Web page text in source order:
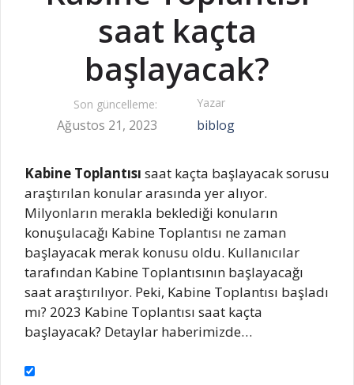
saat kaçta
başlayacak?
Son güncelleme:
Ağustos 21, 2023
Yazar
biblog
Kabine Toplantısı saat kaçta başlayacak sorusu
araştırılan konular arasında yer alıyor.
Milyonların merakla beklediği konuların
konuşulacağı Kabine Toplantısı ne zaman
başlayacak merak konusu oldu. Kullanıcılar
tarafından Kabine Toplantısının başlayacağı
saat araştırılıyor. Peki, Kabine Toplantısı başladı
mı? 2023 Kabine Toplantısı saat kaçta
başlayacak? Detaylar haberimizde…